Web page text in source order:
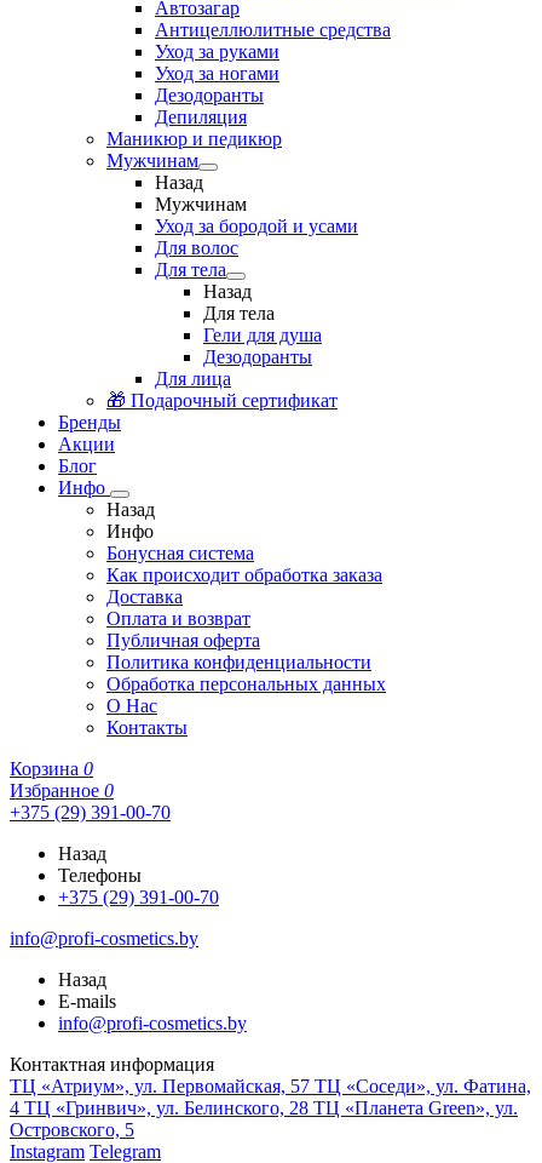
Автозагар
Антицеллюлитные средства
Уход за руками
Уход за ногами
Дезодоранты
Депиляция
Маникюр и педикюр
Мужчинам
Назад
Мужчинам
Уход за бородой и усами
Для волос
Для тела
Назад
Для тела
Гели для душа
Дезодоранты
Для лица
🎁 Подарочный сертификат
Бренды
Акции
Блог
Инфо
Назад
Инфо
Бонусная система
Как происходит обработка заказа
Доставка
Оплата и возврат
Публичная оферта
Политика конфиденциальности
Обработка персональных данных
О Нас
Контакты
Корзина 0
Избранное 0
+375 (29) 391-00-70
Назад
Телефоны
+375 (29) 391-00-70
info@profi-cosmetics.by
Назад
E-mails
info@profi-cosmetics.by
Контактная информация
ТЦ «Атриум», ул. Первомайская, 57 ТЦ «Соседи», ул. Фатина,
4 ТЦ «Гринвич», ул. Белинского, 28 ТЦ «Планета Green», ул.
Островского, 5
Instagram Telegram